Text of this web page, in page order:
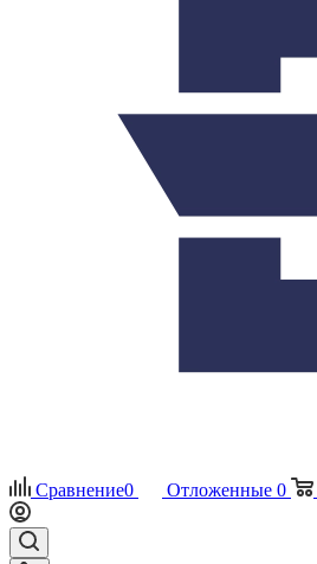
Сравнение0 Отложенные 0